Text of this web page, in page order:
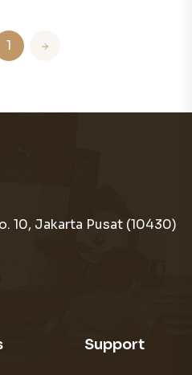
1
10, Jakarta Pusat (10430)
Support